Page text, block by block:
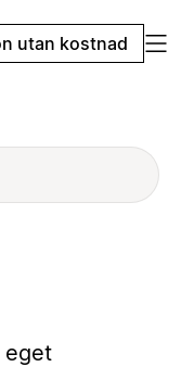
utan kostnad
eget